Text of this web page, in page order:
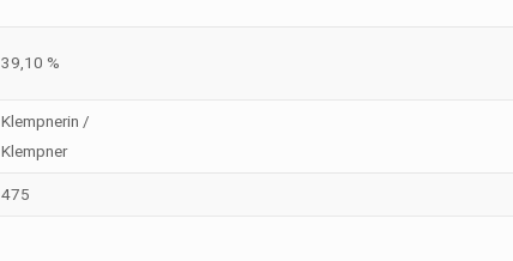
39,10 %
Klempnerin /
Klempner
475